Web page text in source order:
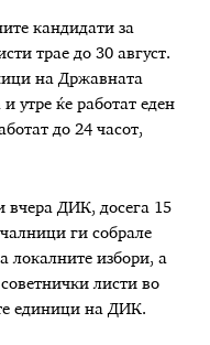
кандидати за
трае до 30 август.
на Државната
утре ќе работат еден
до 24 часот,
вчера ДИК, досега 15
ги собрале
локалните избори, а
листи во
единици на ДИК.